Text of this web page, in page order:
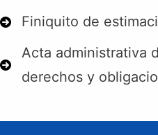
Finiquito de
Acta administrativa
derechos y